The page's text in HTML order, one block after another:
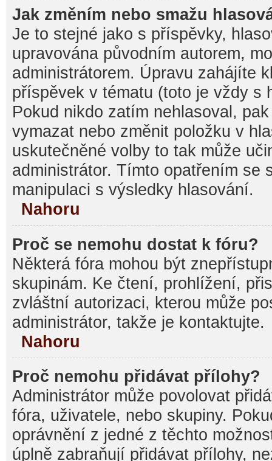
Jak změním nebo smažu
Je to stejné jako s příspěvky,
upravována původním autorem,
administrátorem. Úpravu zahájíte
příspěvek v tématu (toto je vždy s
Pokud nikdo zatím nehlasoval,
vymazat nebo změnit položku v
uskutečněné volby to tak může
administrátor. Tímto opatřením se
manipulaci s výsledky hlasování.
Nahoru
Proč se nemohu dostat k fóru?
Některá fóra mohou být
skupinám. Ke čtení, prohlížení,
zvláštní autorizaci, kterou může
administrátor, takže je kontaktujte.
Nahoru
Proč nemohu přidávat přílohy?
Administrátor může povolovat
fóra, uživatele, nebo skupiny.
oprávnění z jedné z těchto
úplně zabraňují přidávat přílohy,